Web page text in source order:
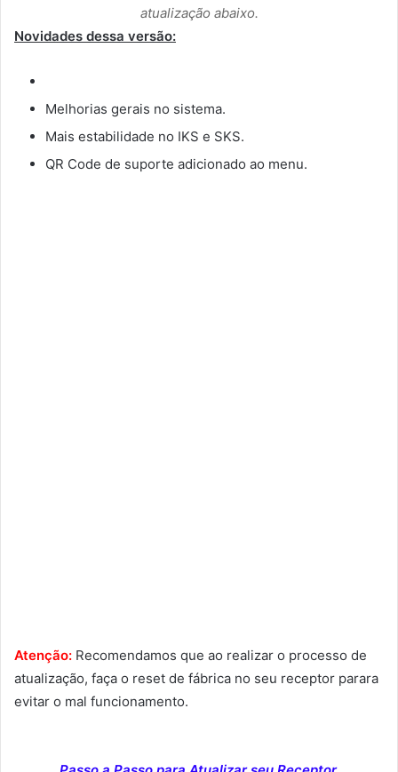
atualização abaixo.
Novidades dessa versão:
Melhorias gerais no sistema.
Mais estabilidade no IKS e SKS.
QR Code de suporte adicionado ao menu.
Atenção: Recomendamos que ao realizar o processo de
atualização, faça o reset de fábrica no seu receptor parara
evitar o mal funcionamento.